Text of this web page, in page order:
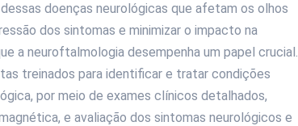
doenças neurológicas que afetam os olhos
dos sintomas e minimizar o impacto na
a neuroftalmologia desempenha um papel crucial.
treinados para identificar e tratar condições
por meio de exames clínicos detalhados,
e avaliação dos sintomas neurológicos e